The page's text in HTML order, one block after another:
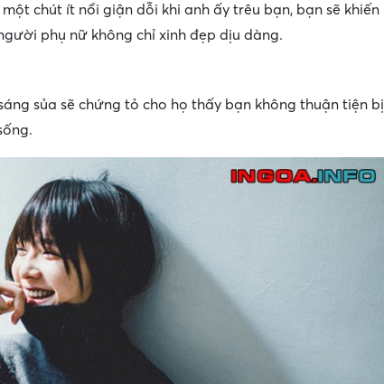
chút ít nổi giận dỗi khi anh ấy trêu bạn, bạn sẽ khiến
phụ nữ không chỉ xinh đẹp dịu dàng.
sủa sẽ chứng tỏ cho họ thấy bạn không thuận tiện bị